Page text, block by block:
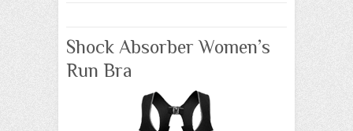
Shock Absorber Women’s
Run Bra